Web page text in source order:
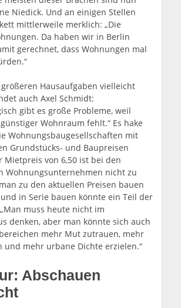
Niedick. Und an einigen Stellen
mittlerweile merklich: „Die
Da haben wir in Berlin
gerechnet, dass Wohnungen mal
Hausaufgaben vielleicht
auch Axel Schmidt:
gibt es große Probleme, weil
Wohnraum fehlt.“ Es hake
Wohnungsbaugesellschaften mit
Grundstücks- und Baupreisen
Mietpreis von 6,50 ist bei den
Wohnungsunternehmen nicht zu
zu den aktuellen Preisen bauen
und in Serie bauen könnte ein Teil der
muss heute nicht im
denken, aber man könnte sich auch
mehr Mut zutrauen, mehr
und mehr urbane Dichte erzielen.“
Abschauen